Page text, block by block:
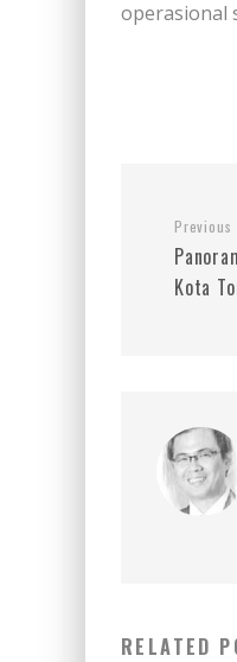
operasional
Previous
Kota
RELATED